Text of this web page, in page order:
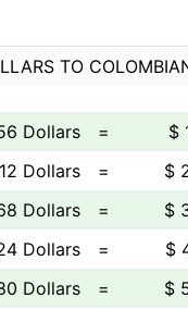
TO
Dollars =
$
Dollars
=
$
Dollars
=
$
Dollars
=
$
Dollars
=
$